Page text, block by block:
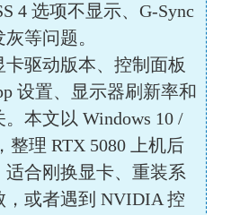
4 选项不显示、G-Sync
等问题。
驱动版本、控制面板
设置、显示器刷新率和
本文以 Windows 10 /
整理 RTX 5080 上机后
适合刚换显卡、重装系
或者遇到 NVIDIA 控